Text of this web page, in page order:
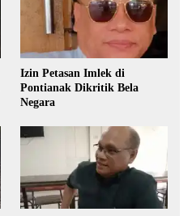
Izin Petasan Imlek di
Pontianak Dikritik Bela
Negara